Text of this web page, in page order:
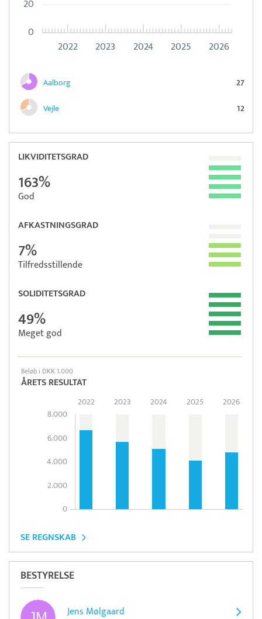
2022 2023 2024 2025 2026
0
20
Aalborg
27
Vejle
12
LIKVIDITETSGRAD
163%
God
AFKASTNINGSGRAD
7%
Tilfredsstillende
SOLIDITETSGRAD
49%
Meget god
Beløb i DKK 1.000
ÅRETS RESULTAT
8.000
6.000
4.000
2.000
0
2022 2023 2024 2025 2026
SE REGNSKAB
BESTYRELSE
Jens Mølgaard